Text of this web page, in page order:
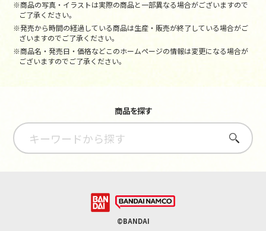
※商品の写真・イラストは実際の商品と一部異なる場合がございますので
ご了承ください。
※発売から時間の経過している商品は生産・販売が終了している場合がご
ざいますのでご了承ください。
※商品名・発売日・価格などこのホームページの情報は変更になる場合が
ございますのでご了承ください。
商品を探す
さがす
©BANDAI